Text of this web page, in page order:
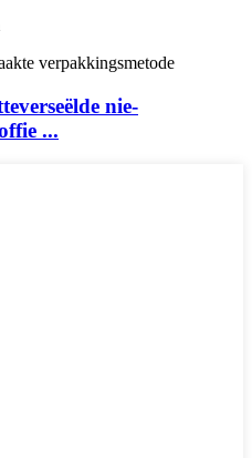
verpakkingsmetode
nie-
...